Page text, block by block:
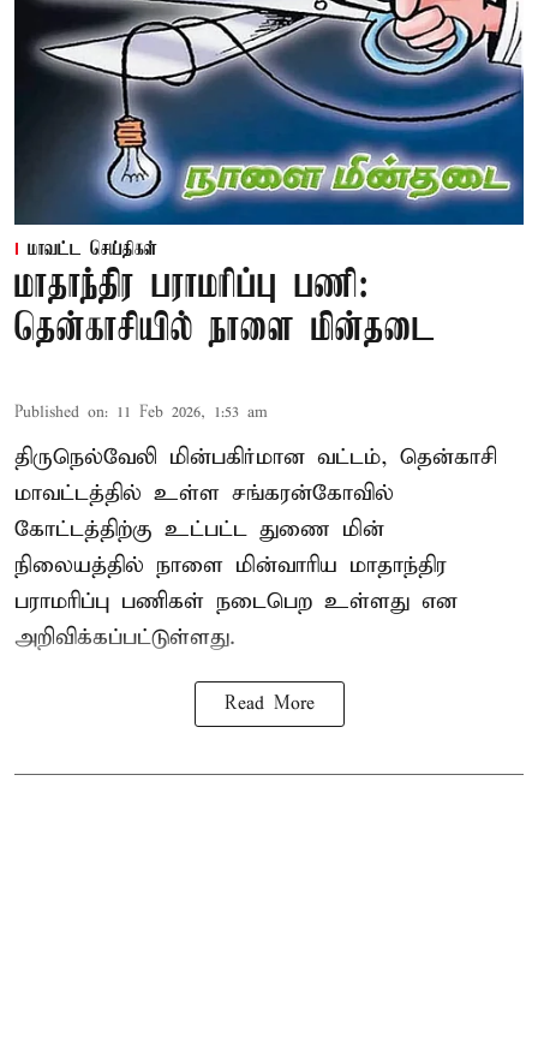
மாவட்ட செய்திகள்
மாதாந்திர பராமரிப்பு பணி:
தென்காசியில் நாளை மின்தடை
Published on: 11 Feb 2026, 1:53 am
திருநெல்வேலி மின்பகிர்மான வட்டம், தென்காசி
மாவட்டத்தில் உள்ள சங்கரன்கோவில்
கோட்டத்திற்கு உட்பட்ட துணை மின்
நிலையத்தில் நாளை மின்வாரிய மாதாந்திர
பராமரிப்பு பணிகள் நடைபெற உள்ளது என
அறிவிக்கப்பட்டுள்ளது.
Read More